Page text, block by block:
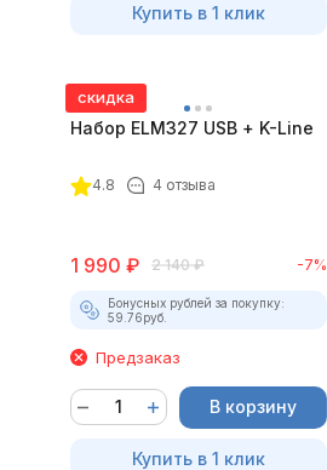
Купить в 1 клик
скидка
Набор ELM327 USB + K-Line
4.8 4 отзыва
1 990 ₽ 2 140 ₽ -7%
Бонусных рублей за покупку:
59.76руб.
Предзаказ
В корзину
Купить в 1 клик